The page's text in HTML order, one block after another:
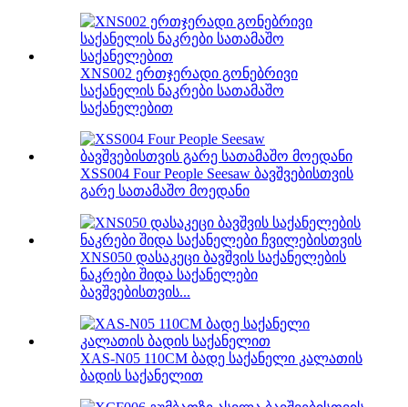
XNS002 ერთჯერადი გონებრივი
საქანელის ნაკრები სათამაშო
საქანელებით
XSS004 Four People Seesaw ბავშვებისთვის
გარე სათამაშო მოედანი
XNS050 დასაკეცი ბავშვის საქანელების
ნაკრები შიდა საქანელები
ბავშვებისთვის...
XAS-N05 110CM ბადე საქანელი კალათის
ბადის საქანელით